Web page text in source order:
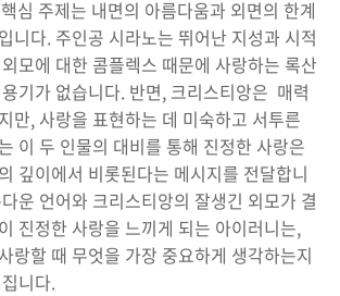
심 주제는 내면의 아름다움과 외면의 한계
니다. 주인공 시라노는 뛰어난 지성과 시적
모에 대한 콤플렉스 때문에 사랑하는 록산
기가 없습니다. 반면, 크리스티앙은 매력
만, 사랑을 표현하는 데 미숙하고 서투른
이 두 인물의 대비를 통해 진정한 사랑은
깊이에서 비롯된다는 메시지를 전달합니
운 언어와 크리스티앙의 잘생긴 외모가 결
진정한 사랑을 느끼게 되는 아이러니는,
랑할 때 무엇을 가장 중요하게 생각하는지
니다.